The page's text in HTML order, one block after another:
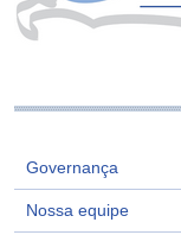
Governança
Nossa equipe